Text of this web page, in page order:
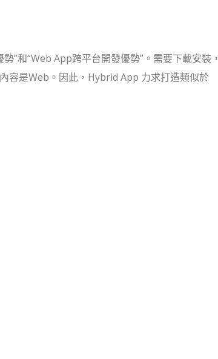
”和“Web App跨平台開發優勢”。需要下載安裝，
容是Web。因此，Hybrid App 力求打造類似於